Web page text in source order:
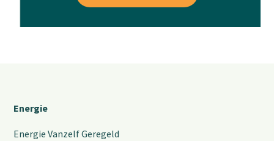
Energie
Energie Vanzelf Geregeld